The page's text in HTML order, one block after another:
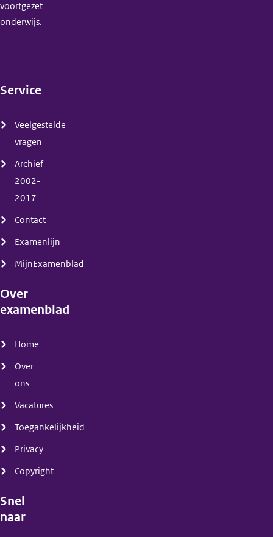
voortgezet
onderwijs.
Service
Veelgestelde
vragen
Archief
2002-
2017
Contact
Examenlijn
MijnExamenblad
Over
examenblad
Home
Over
ons
Vacatures
Toegankelijkheid
Privacy
Copyright
Snel
naar